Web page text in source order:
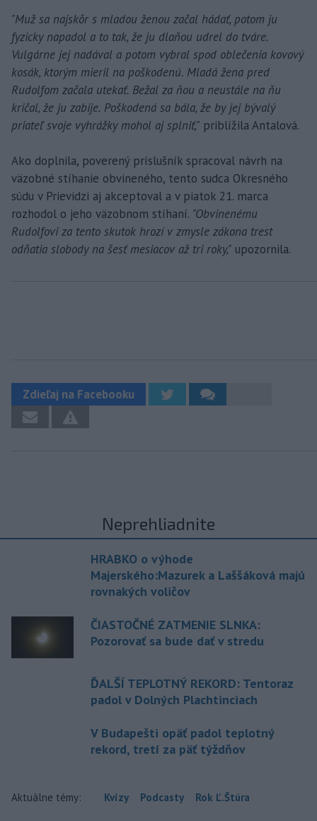
"Muž sa najskôr s mladou ženou začal hádať, potom ju
fyzicky napadol a to tak, že ju dlaňou udrel do tváre.
Vulgárne jej nadával a potom vybral spod oblečenia kovový
kosák, ktorým mieril na poškodenú. Mladá žena pred
Rudolfom začala utekať. Bežal za ňou a neustále na ňu
kričal, že ju zabije. Poškodená sa bála, že by jej bývalý
priateľ svoje vyhrážky mohol aj splniť," priblížila Antalová.
Ako doplnila, poverený príslušník spracoval návrh na
väzobné stíhanie obvineného, tento sudca Okresného
súdu v Prievidzi aj akceptoval a v piatok 21. marca
rozhodol o jeho väzobnom stíhaní. "Obvinenému
Rudolfovi za tento skutok hrozí v zmysle zákona trest
odňatia slobody na šesť mesiacov až tri roky," upozornila.
Zdieľaj na Facebooku
Neprehliadnite
HRABKO o výhode
Majerského:Mazurek a Laššáková majú
rovnakých voličov
ČIASTOČNÉ ZATMENIE SLNKA:
Pozorovať sa bude dať v stredu
ĎALŠÍ TEPLOTNÝ REKORD: Tentoraz
padol v Dolných Plachtinciach
V Budapešti opäť padol teplotný
rekord, tretí za päť týždňov
Aktuálne témy: Kvízy Podcasty Rok Ľ.Štúra